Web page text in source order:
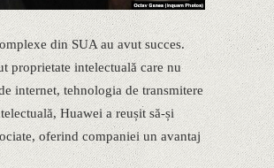
din SUA au avut succes.
proprietate intelectuală care nu
internet, tehnologia de transmitere
Huawei a reușit să-și
oferind companiei un avantaj